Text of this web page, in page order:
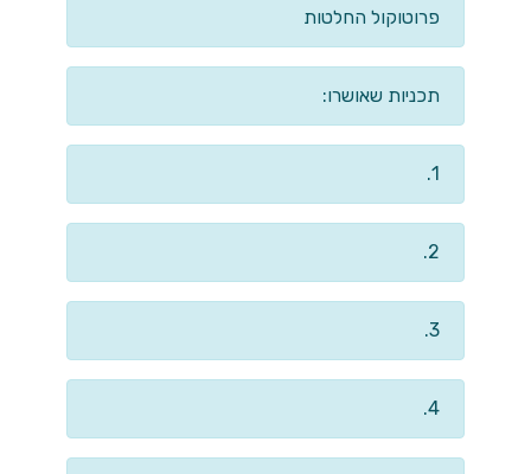
פרוטוקול החלטות
תכניות שאושרו:
1.
2.
3.
4.